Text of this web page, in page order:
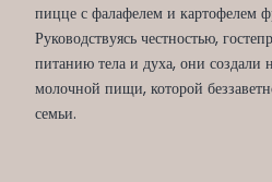
пицце с фалафелем и картофелем
Руководствуясь честностью,
питанию тела и духа, они создали
молочной пищи, которой
семьи.